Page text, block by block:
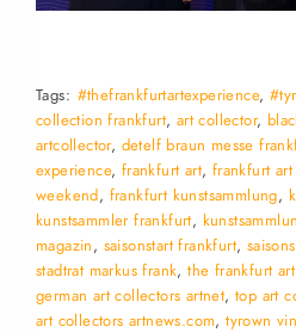
Tags: #thefrankfurtartexperience,
collection frankfurt, art collector,
artcollector, detelf braun messe
experience, frankfurt art, frankfurt
weekend, frankfurt kunstsammlung,
kunstsammler frankfurt,
magazin, saisonstart frankfurt,
stadtrat markus frank,the frankfurt
german art collectors artnet, top art
art collectors artnews.com,tyrown